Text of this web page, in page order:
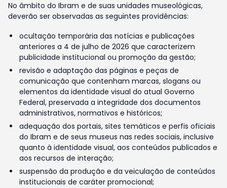
No âmbito do Ibram e de suas unidades museológicas,
deverão ser observadas as seguintes providências:
ocultação temporária das notícias e publicações
anteriores a 4 de julho de 2026 que caracterizem
publicidade institucional ou promoção da gestão;
revisão e adaptação das páginas e peças de
comunicação que contenham marcas, slogans ou
elementos da identidade visual do atual Governo
Federal, preservada a integridade dos documentos
administrativos, normativos e históricos;
adequação dos portais, sites temáticos e perfis oficiais
do Ibram e de seus museus nas redes sociais, inclusive
quanto à identidade visual, aos conteúdos publicados e
aos recursos de interação;
suspensão da produção e da veiculação de conteúdos
institucionais de caráter promocional;